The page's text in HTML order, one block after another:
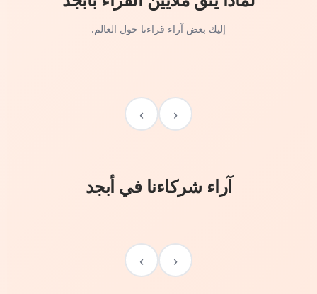
إليك بعض آراء قراءنا حول العالم.
‹
›
آراء شركاءنا في أبجد
‹
›